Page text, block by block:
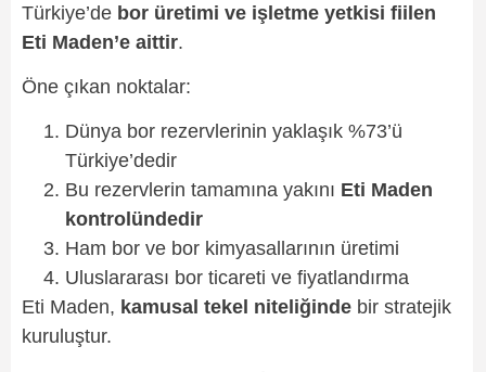
Türkiye’de bor üretimi ve işletme yetkisi fiilen
Eti Maden’e aittir.
Öne çıkan noktalar:
Dünya bor rezervlerinin yaklaşık %73’ü
Türkiye’dedir
Bu rezervlerin tamamına yakını Eti Maden
kontrolündedir
Ham bor ve bor kimyasallarının üretimi
Uluslararası bor ticareti ve fiyatlandırma
Eti Maden, kamusal tekel niteliğinde bir stratejik
kuruluştur.